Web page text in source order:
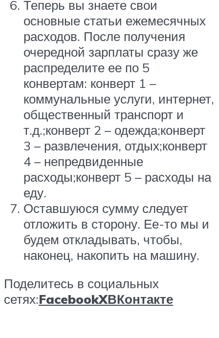
Теперь вы знаете свои
основные статьи ежемесячных
расходов. После получения
очередной зарплаты сразу же
распределите ее по 5
конвертам: конверт 1 –
коммунальные услуги, интернет,
общественный транспорт и
т.д.;конверт 2 – одежда;конверт
3 – развлечения, отдых;конверт
4 – непредвиденные
расходы;конверт 5 – расходы на
еду.
Оставшуюся сумму следует
отложить в сторону. Ее-то мы и
будем откладывать, чтобы,
наконец, накопить на машину.
Поделитесь в социальных
сетях:FacebookXВКонтакте